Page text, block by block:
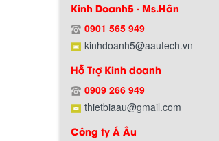
Kinh Doanh5 - Ms.Hân
0901 565 949
kinhdoanh5@aautech.vn
Hỗ Trợ Kinh doanh
0909 266 949
thietbiaau@gmail.com
Công ty Á Âu
Hướng dẫn thanh toán mua hàng
Chính sách đổi trả hàng